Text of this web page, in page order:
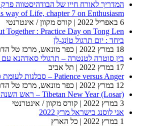
way of Life, chapter 7 on Enthusiasm
6 באפריל 2022
| קורס מקוון / אינטרנטי
ביחד : יום תרגול טוֹנְג-לֵן
18 במרץ 2022
| כפר מונאש, מרכז טל
בין סוטרה לטנטרה – תרגולי סאדהנא עם
17 במרץ 2022
| תל אביב
Patience versus Anger – סבלנות לעומת כעס
12 במרץ 2022
| כפר מונאש, מרכז טל
Tibetan New Year (Losar) – ראש השנה הטיבטית (לוסאר)
3 במרץ 2022
| קורס מקוון / אינטרנטי
אני לוסנג בישראל מרץ 2022
1 במרץ 2022
| כל הארץ